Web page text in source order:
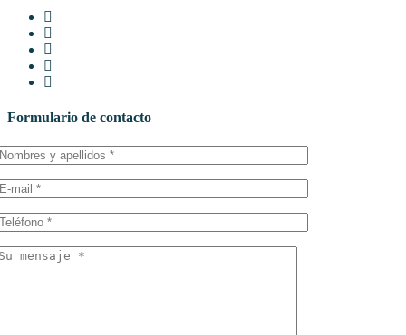
Formulario de contacto